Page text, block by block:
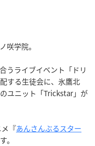
咲学院。
うライブイベント「ドリ
する生徒会に、氷鷹北
ユニット「Trickstar」が
『あんさんぶるスター
。